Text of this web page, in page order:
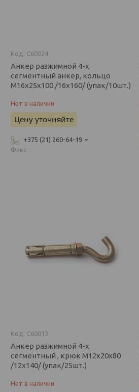
C60024
Анкер разжимной 4-х
сегментный анкер, кольцо
М16х25х100 /16х160/ (упак/10шт.)
Нет в наличии
Цену уточняйте
+375 (21) 260-64-19
Факс
C60013
Анкер разжимной 4-х
сегментный , крюк М12х20х80
/12х140/ (упак/25шт.)
Нет в наличии